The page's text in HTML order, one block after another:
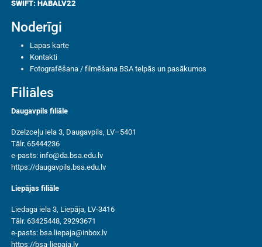
SWIFT: HABALV22
Noderīgi
Lapas karte
Kontakti
Fotografēšana / filmēšana BSA telpās un pasākumos
Filiāles
Daugavpils filiāle
Dzelzceļu iela 3, Daugavpils, LV–5401
Tālr. 65444236
e-pasts: info@da.bsa.edu.lv
https://daugavpils.bsa.edu.lv
Liepājas filiāle
Liedaga iela 3, Liepāja, LV-3416
Tālr. 63425448, 29293671
e-pasts: bsa.liepaja@inbox.lv
https://bsa-liepaja.lv